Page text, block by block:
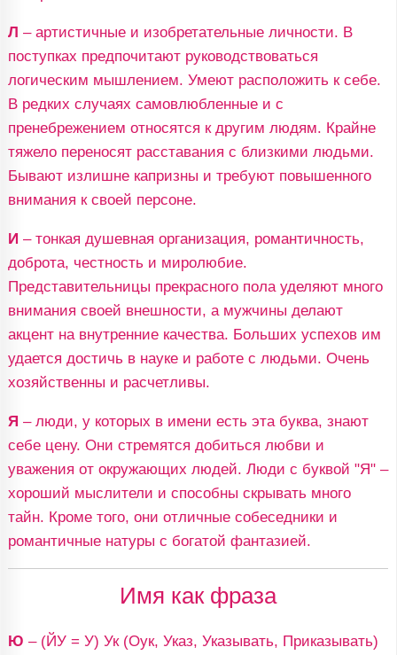
Л – артистичные и изобретательные личности. В
поступках предпочитают руководствоваться
логическим мышлением. Умеют расположить к себе.
В редких случаях самовлюбленные и с
пренебрежением относятся к другим людям. Крайне
тяжело переносят расставания с близкими людьми.
Бывают излишне капризны и требуют повышенного
внимания к своей персоне.
И – тонкая душевная организация, романтичность,
доброта, честность и миролюбие.
Представительницы прекрасного пола уделяют много
внимания своей внешности, а мужчины делают
акцент на внутренние качества. Больших успехов им
удается достичь в науке и работе с людьми. Очень
хозяйственны и расчетливы.
Я – люди, у которых в имени есть эта буква, знают
себе цену. Они стремятся добиться любви и
уважения от окружающих людей. Люди с буквой "Я" –
хороший мыслители и способны скрывать много
тайн. Кроме того, они отличные собеседники и
романтичные натуры с богатой фантазией.
Имя как фраза
Ю – (ЙУ = У) Ук (Оук, Указ, Указывать, Приказывать)